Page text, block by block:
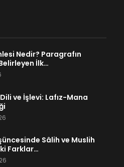
Nedir? Paragrafın
İlk…
Dili ve İşlevi: Lafız-Mana
Sâlih ve Muslih
Farklar…